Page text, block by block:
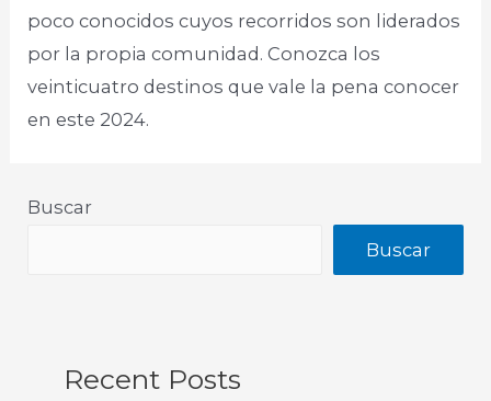
poco conocidos cuyos recorridos son liderados
por la propia comunidad. Conozca los
veinticuatro destinos que vale la pena conocer
en este 2024.​
Buscar
Buscar
Recent Posts